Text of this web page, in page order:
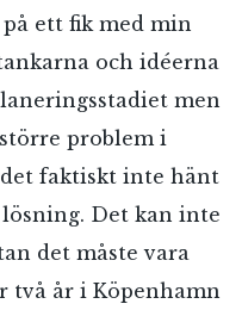
ett fik med min
och idéerna
men
problem i
faktiskt inte hänt
Det kan inte
det måste vara
två år i Köpenhamn